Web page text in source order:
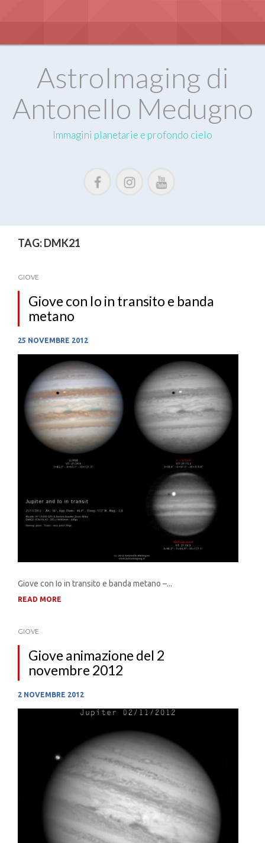
AstroImaging di
Antonello Medugno
Immagini planetarie e profondo cielo
TAG:DMK21
GIOVE
Giove con Io in transito e banda
metano
25 NOVEMBRE 2012
Giove con Io in transito e banda metano –...
READ MORE
GIOVE
Giove animazione del 2
novembre 2012
2 NOVEMBRE 2012